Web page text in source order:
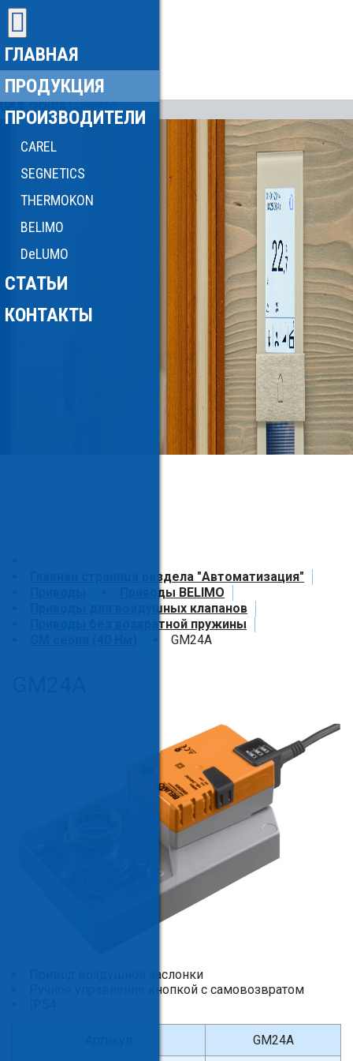
ГЛАВНАЯ
ПРОДУКЦИЯ
ПРОИЗВОДИТЕЛИ
CAREL
SEGNETICS
THERMOKON
BELIMO
DeLUMO
СТАТЬИ
КОНТАКТЫ
Главная страница раздела "Автоматизация"
Приводы BELIMO
Приводы для воздушных клапанов
Приводы без возвратной пружины
GM24A
Привод воздушной заслонки
Ручное управление кнопкой с самовозвратом
GM24A